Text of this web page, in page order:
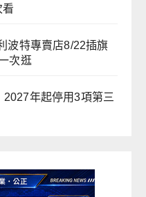
看
波特專賣店8/22插旗
次逛
年起停用3項第三